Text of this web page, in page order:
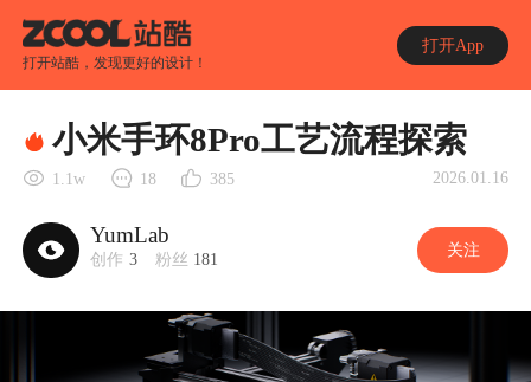
打开站酷，发现更好的设计！
打开App
小米手环8Pro工艺流程探索
1.1w 18 385 2026.01.16
YumLab
创作 3 粉丝 181 关注